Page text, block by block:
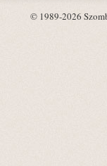
© 1989-2026